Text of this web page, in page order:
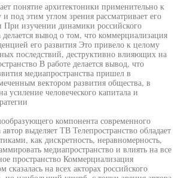
понятие архитектоники применительно к
и под этим углом зрения рассматривает его
При изучении динамики российского
делается вывод о том, что коммерциализация
его развития Это привело к целому
последствий, деструктивно влияющих на
В работе делается вывод, что
медиапространства пришел в
вектором развития общества, в
усиление человеческого капитала и
компонента современного
выделяет ТВ Телепространство обладает
как дискретность, неравномерность,
медиапространство и влиять на все
пространство Коммерциализация
сказалась на всех акторах российского